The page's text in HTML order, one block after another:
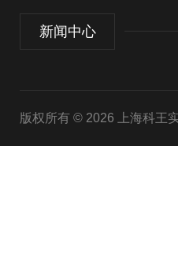
新闻中心
版权所有 © 2026 上海科王